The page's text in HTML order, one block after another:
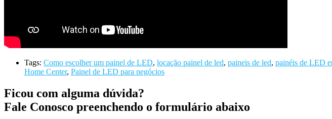
Tags: Como escolher um painel de LED, locação painel de led, paineis de led, painéis de LED
Home Center, Painel de LED para negócios
Ficou com alguma dúvida?
Fale Conosco preenchendo o formulário abaixo